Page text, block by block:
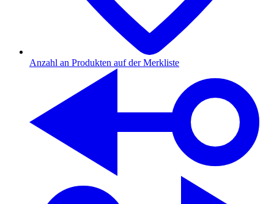
Anzahl an Produkten auf der Merkliste